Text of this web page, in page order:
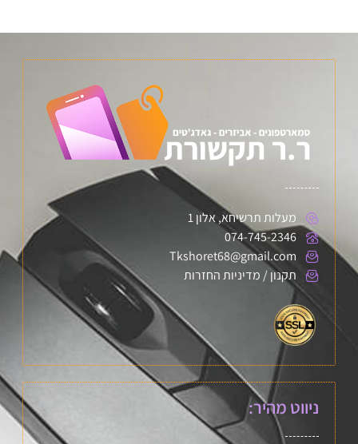
מעלות תרשיחא, אלון 1
074-745-2346
Tkshoret68@gmail.com
תקנון / מדיניות החזרות
ניווט מהיר: